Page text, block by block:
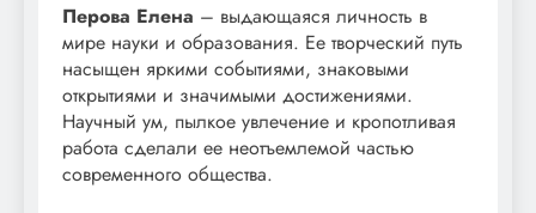
Перова Елена – выдающаяся личность в
мире науки и образования. Ее творческий путь
насыщен яркими событиями, знаковыми
открытиями и значимыми достижениями.
Научный ум, пылкое увлечение и кропотливая
работа сделали ее неотъемлемой частью
современного общества.